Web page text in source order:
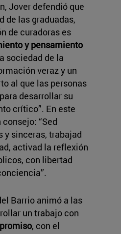
Jover defendió que
de las graduadas,
de curadoras es
y pensamiento
sociedad de la
veraz y un
al que las personas
desarrollar su
crítico”. En este
“Sed
y sinceras, trabajad
activad la reflexión
con libertad
Barrio animó a las
un trabajo con
, con el